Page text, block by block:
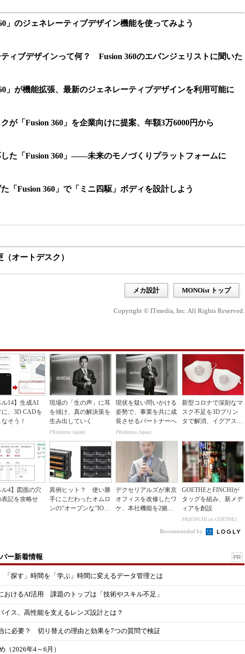
」のジェネレーティブデザイン機能を使ってみよう
ィブデザインって何？ Fusion 360のエバンジェリストに聞いた
」が機能拡張、最新のジェネレーティブデザインを利用可能に
が「Fusion 360」を企業向けに提案、年額3万6000円から
した「Fusion 360」――未来のモノづくりプラットフォームに
「Fusion 360」で「ミニ四駆」ボディを設計しよう
オートデスク）
メカ設計 MONOist トップ
Copyright © ITmedia, Inc. All Rights Reserved.
ル14】生成AI
に、3D CADを
そう！
現場の「生の声」に耳
を傾け、真の解決策を
生み出していく
PR(dentsu Japan)
現状を疑い問いかける
姿勢で、事業を共に成
長させるパートナーへ
PR(dentsu Japan)
新型コロナで深刻なマ
スク不足を3Dプリン
タで解消、イグアスが
ル4】図面の穴
表記を攻略せ
異例ヒット？ 使い勝
手にこだわったオムロ
ンの“オープンな”IO-L
デクセリアルズが東京
オフィスを改修したワ
ケ、本社機能を2拠点
GOETHEとFINCHIが
タッグを組み、新メデ
ィアを創設
PR(FINCHI on GOETHE)
Recommended by
ー新着情報 PR
探す」時間を「学ぶ」時間に変えるデータ管理とは
おけるAI活用 課題のトップは「技術やスキル不足」
イス、高性能を支えるレンズ設計とは？
に必要？ 切り替えの理由と効果を7つの質問で検証
（2026年4～6月）